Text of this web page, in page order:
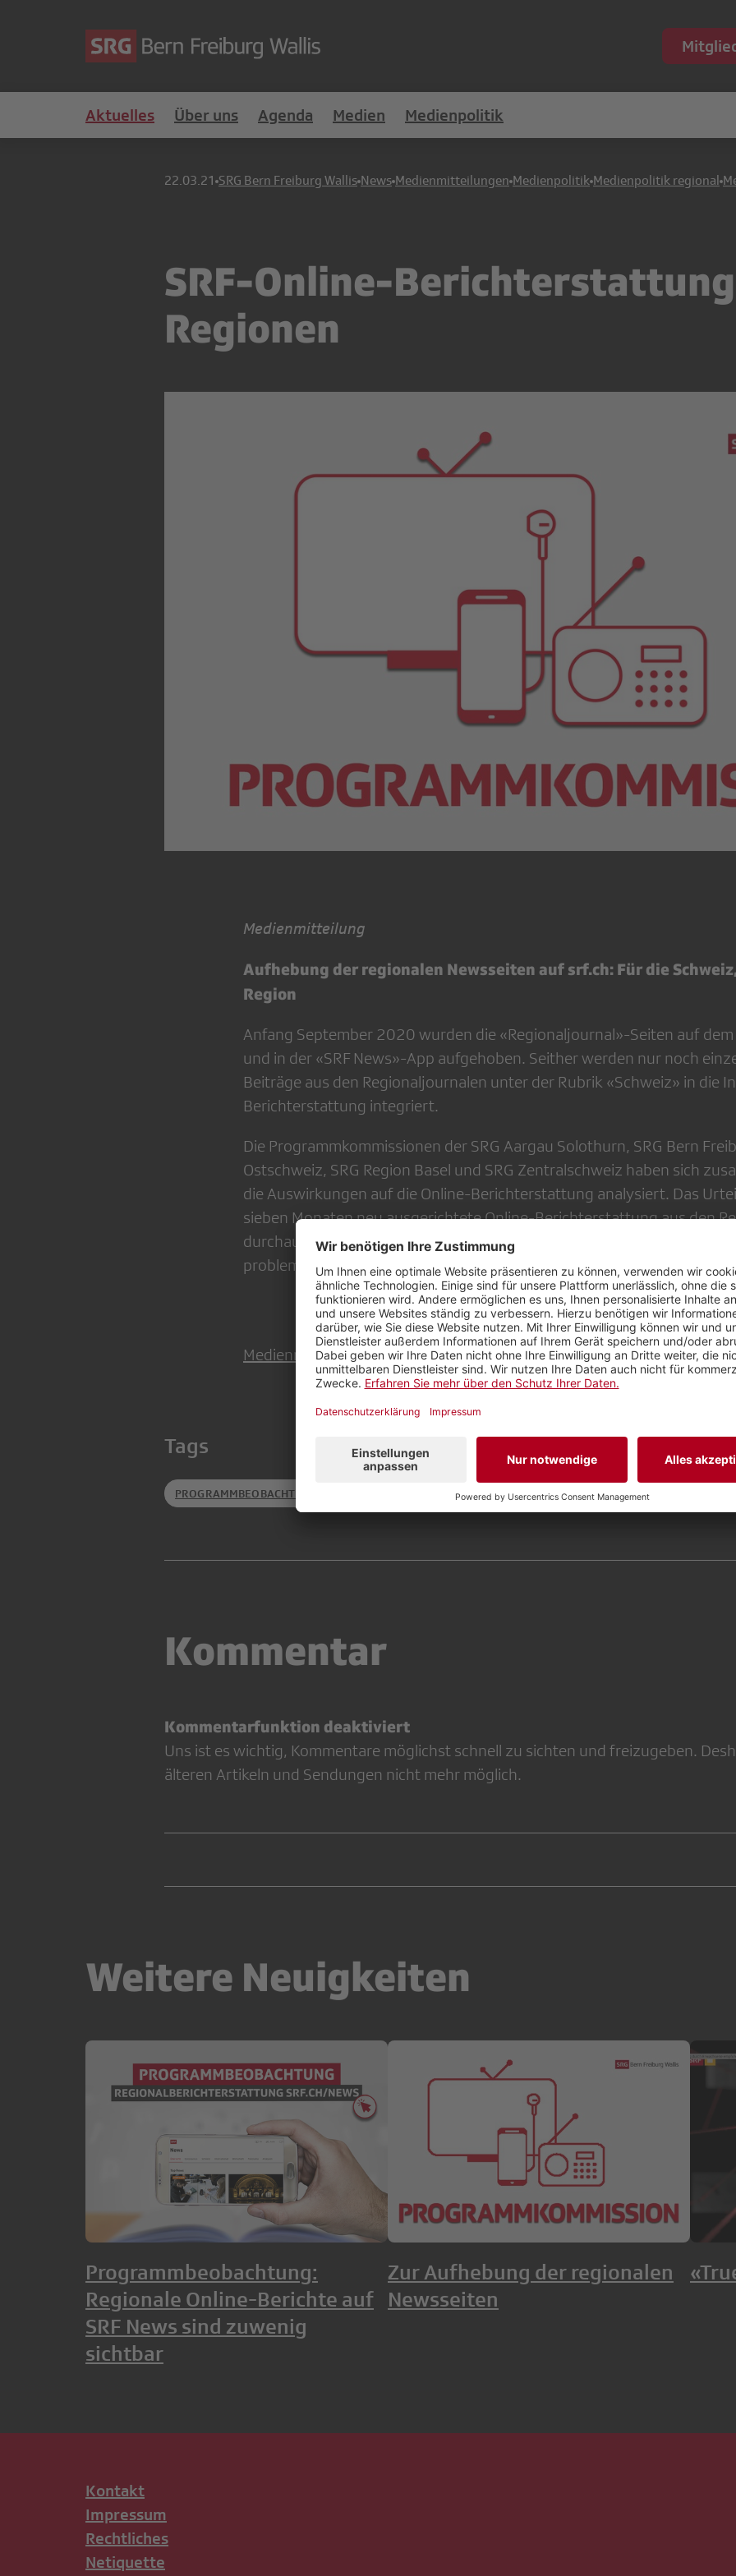
Aktuelles Über uns Agenda Medien Medienpolitik
22.03.21 SRG Bern Freiburg Wallis News Medienmitteilungen Medienpolitik Medienpolitik regional
SRF-Online-Berichterstattung
Regionen
Medienmitteilung
Aufhebung der regionalen Newsseiten auf srf.ch: Für die
Region
Anfang September 2020 wurden die «Regionaljournal»-Seiten auf
und in der «SRF News»-App aufgehoben. Seither werden nur noch
Beiträge aus den Regionaljournalen unter der Rubrik «Schweiz» in die
Berichterstattung integriert.
Die Programmkommissionen der SRG Aargau Solothurn, SRG Bern
Ostschweiz, SRG Region Basel und SRG Zentralschweiz haben sich
die Auswirkungen auf die Online-Berichterstattung analysiert. Das
sieben Monaten neu ausgerichtete Online-Berichterstattung aus den
durchaus skeptisch aus. Der Rückzug aus dem lokalen und regionalen
problematisch erachtet, weshalb man sich eine Neubeurteilung dieser
Medienmitteilung herunterladen / 128,9 KB
Tags
PROGRAMMBEOBACHTUNG SRFREGIONALJOURNAL SRFONLINE MEDIENPOLITIK
Kommentar
Kommentarfunktion deaktiviert
Uns ist es wichtig, Kommentare möglichst schnell zu sichten und freizugeben.
älteren Artikeln und Sendungen nicht mehr möglich.
Weitere Neuigkeiten
Programmbeobachtung:
Regionale Online-Berichte auf
SRF News sind zuwenig
sichtbar
Zur Aufhebung der regionalen
Newsseiten
Kontakt
Impressum
Rechtliches
Netiquette